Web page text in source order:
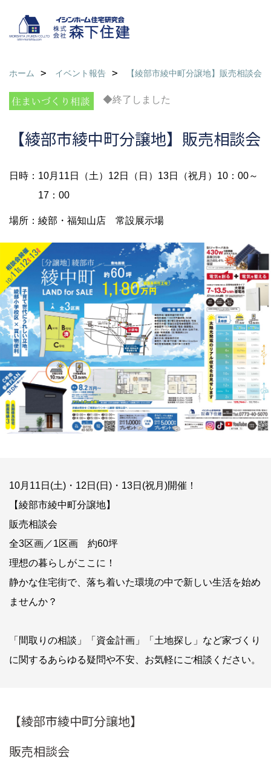
ホーム イベント報告 【綾部市綾中町分譲地】販売相談会
◆終了しました
【綾部市綾中町分譲地】販売相談会
日時：10月11日（土）12日（日）13日（祝月）10：00～
17：00
場所：綾部・福知山店 常設展示場
10月11日(土)・12日(日)・13日(祝月)開催！
【綾部市綾中町分譲地】
販売相談会
全3区画／1区画 約60坪
理想の暮らしがここに！
静かな住宅街で、落ち着いた環境の中で新しい生活を始め
ませんか？
「間取りの相談」「資金計画」「土地探し」など家づくり
に関するあらゆる疑問や不安、お気軽にご相談ください。
【綾部市綾中町分譲地】
販売相談会